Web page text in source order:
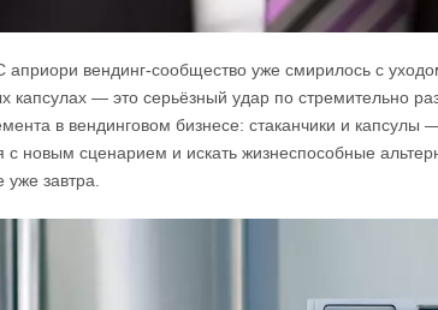
априори вендинг-сообщество уже смирилось с
капсулах — это серьёзный удар по стремительно
в вендинговом бизнесе: стаканчики и капсулы
с новым сценарием и искать жизнеспособные
уже завтра.